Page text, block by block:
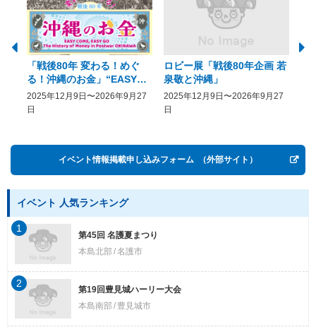
「戦後80年 変わる！めぐ
る！沖縄のお金」“EASY
COME, EASY GO － The
History of Money in
2025年12月9日〜2026年9月27
日
ロビー展「戦後80年企画 若
泉敬と沖縄」
2025年12月9日〜2026年9月27
日
イベント情報掲載申し込みフォーム （外部サイト）
イベント 人気ランキング
第45回 名護夏まつり
本島北部 名護市
1
第19回豊見城ハーリー大会
本島南部
豊見城市
2